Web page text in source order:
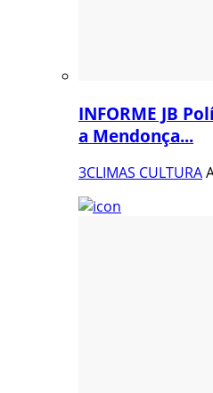
INFORME JB
a Mendonça...
3CLIMAS CULTURA